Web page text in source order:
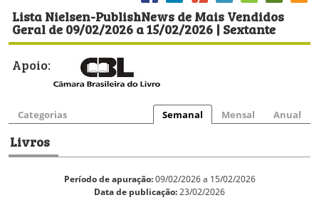
Lista Nielsen-PublishNews de Mais Vendidos
Geral de 09/02/2026 a 15/02/2026 | Sextante
Apoio:
Categorias Semanal Mensal Anual
Livros
Período de apuração:09/02/2026 a 15/02/2026
Data de publicação:23/02/2026